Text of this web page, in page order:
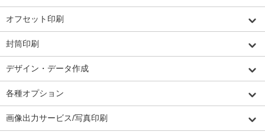
オフセット印刷
封筒印刷
デザイン・データ作成
各種オプション
画像出力サービス/写真印刷